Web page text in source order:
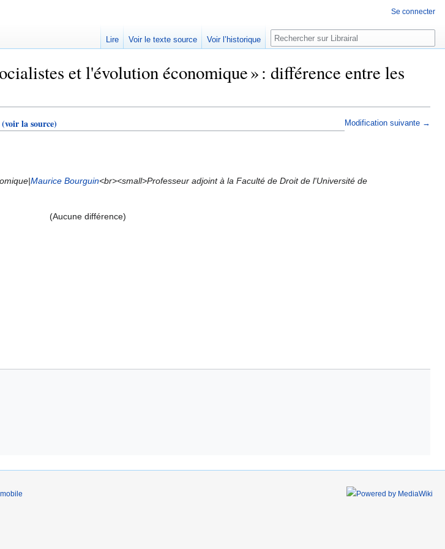
et l'évolution économique » : différence entre les
Modification suivante →
(voir la source)
Maurice Bourguin<br><small>Professeur adjoint à la Faculté de Droit de l'Université de
(Aucune différence)
Se connecter
Lire Voir le texte source Voir l’historique Rechercher